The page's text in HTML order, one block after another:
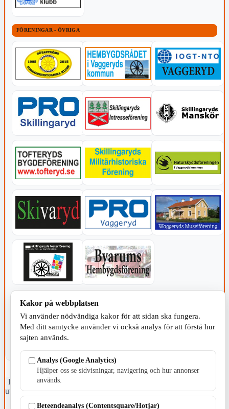
FÖRENINGAR - ÖVRIGA
Fristående webbtidningsföretag grundat 1991 som sedan 2002 ger
ut tidningen Skillingaryd.nu och 2010 lanserades Värnamo.nu. Från
april 2026 omfattar Skillingaryd.nu tre kommuner: Gnosjö,
Kakor på webbplatsen
Vi använder nödvändiga kakor för att sidan ska fungera.
Med ditt samtycke använder vi också analys för att förstå hur
sajten används.
Analys (Google Analytics)
Hjälper oss se sidvisningar, navigering och hur annonser
används.
Beteendeanalys (Contentsquare/Hotjar)